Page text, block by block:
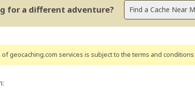
for a different adventure?
geocaching.com services is subject to the terms and conditions